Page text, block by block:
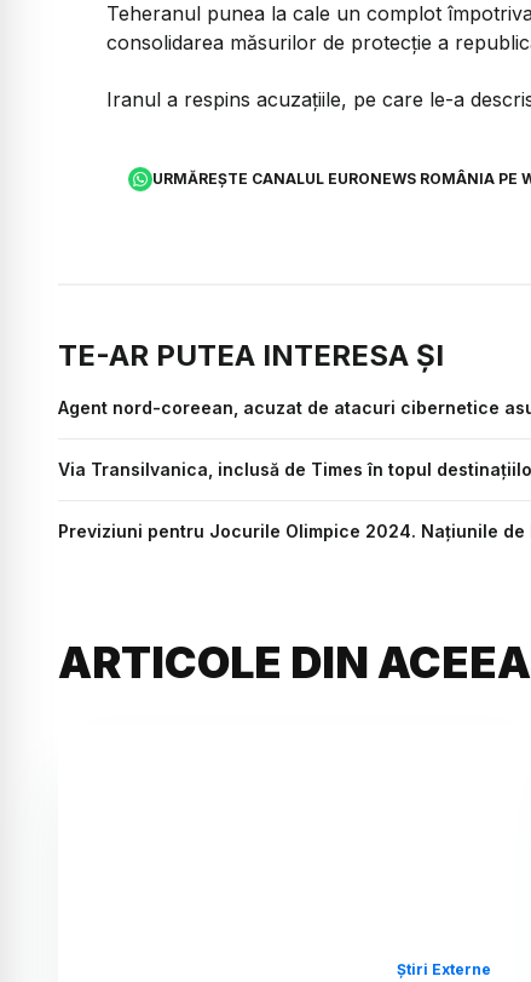
Teheranul punea la cale un complot
consolidarea măsurilor de protecţie a
Iranul a respins acuzaţiile, pe care le-a
URMĂREȘTE CANALUL EURONEWS ROMÂNIA PE
TE-AR PUTEA INTERESA ȘI
Agent nord-coreean, acuzat de atacuri cibernetice
Via Transilvanica, inclusă de Times în topul
Previziuni pentru Jocurile Olimpice 2024. Națiunile
ARTICOLE DIN
Știri Externe